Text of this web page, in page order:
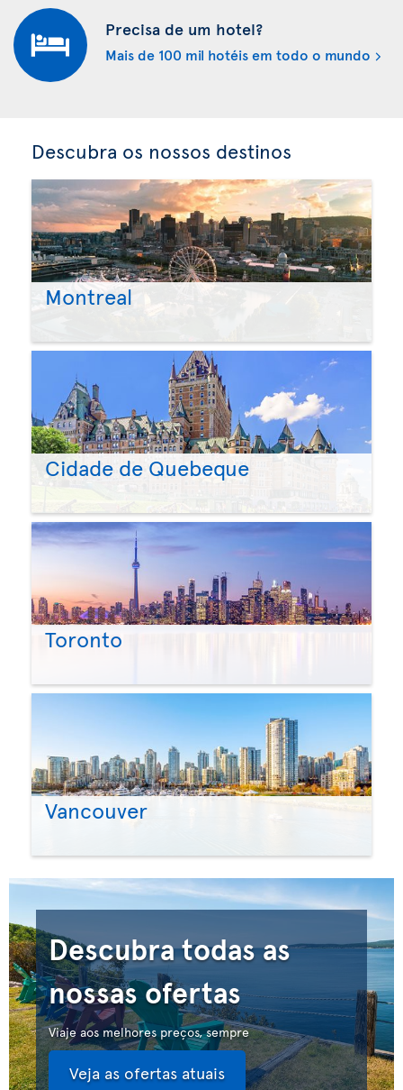
Precisa de um hotel?
Mais de 100 mil hotéis em todo o mundo
Descubra os nossos destinos
Montreal
Cidade de Quebeque
Toronto
Vancouver
Descubra todas as
nossas ofertas
Viaje aos melhores preços, sempre
Veja as ofertas atuais